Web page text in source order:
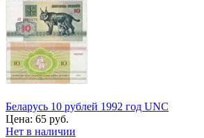
Беларусь 10 рублей 1992 год UNC
Цена: 65 руб.
Нет в наличии